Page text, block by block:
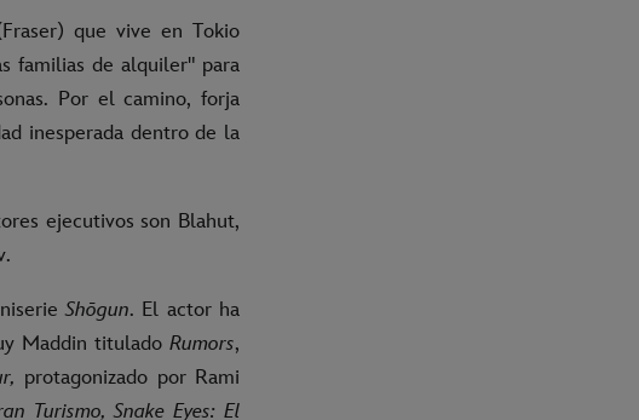
que vive en Tokio
familias de alquiler" para
Por el camino, forja
inesperada dentro de la
ejecutivos son Blahut,
Shōgun. El actor ha
Maddin titulado Rumors,
protagonizado por Rami
Turismo, Snake Eyes: El